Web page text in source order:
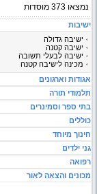
נמצאו 373 מוסדות
ישיבות
ישיבה גדולה
ישיבה קטנה
ישיבה לבעלי תשובה
מכינה לישיבה קטנה
אגודות וארגונים
תלמודי תורה
בתי ספר וסמינרים
כוללים
חינוך מיוחד
גני ילדים
רפואה
מכונים והצאה לאור